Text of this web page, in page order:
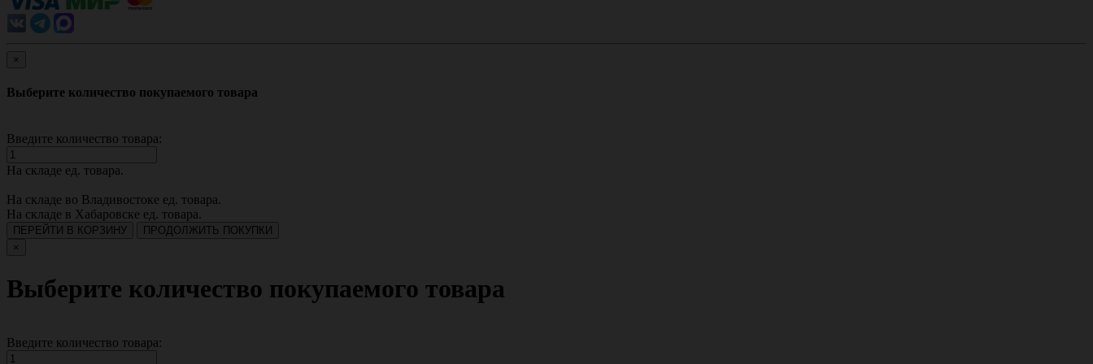
×
Выберите количество покупаемого товара
Введите количество товара:
На складе ед. товара.
На складе во Владивостоке ед. товара.
На складе в Хабаровске ед. товара.
ПЕРЕЙТИ В КОРЗИНУ
ПРОДОЛЖИТЬ ПОКУПКИ
×
Выберите количество покупаемого товара
Введите количество товара: